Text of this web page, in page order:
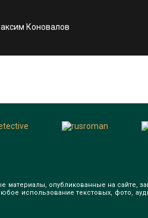
Коновалов
опубликованные на сайте,
использование текстовых, фото,